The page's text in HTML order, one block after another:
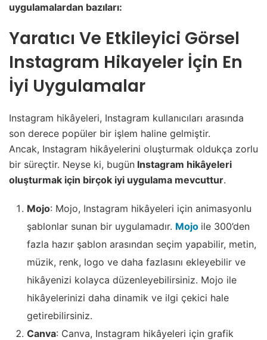
uygulamalardan bazıları:
Yaratıcı Ve Etkileyici Görsel
Instagram Hikayeler İçin En
İyi Uygulamalar
Instagram hikâyeleri, Instagram kullanıcıları arasında
son derece popüler bir işlem haline gelmiştir.
Ancak, Instagram hikâyelerini oluşturmak oldukça zorlu
bir süreçtir. Neyse ki, bugün Instagram hikâyeleri
oluşturmak için birçok iyi uygulama mevcuttur.
Mojo: Mojo, Instagram hikâyeleri için animasyonlu
şablonlar sunan bir uygulamadır. Mojo ile 300’den
fazla hazır şablon arasından seçim yapabilir, metin,
müzik, renk, logo ve daha fazlasını ekleyebilir ve
hikâyenizi kolayca düzenleyebilirsiniz. Mojo ile
hikâyelerinizi daha dinamik ve ilgi çekici hale
getirebilirsiniz.
Canva: Canva, Instagram hikâyeleri için grafik